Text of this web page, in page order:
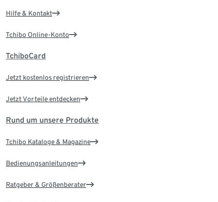
Hilfe & Kontakt
Tchibo Online-Konto
TchiboCard
Jetzt kostenlos registrieren
Jetzt Vorteile entdecken
Rund um unsere Produkte
Tchibo Kataloge & Magazine
Bedienungsanleitungen
Ratgeber & Größenberater